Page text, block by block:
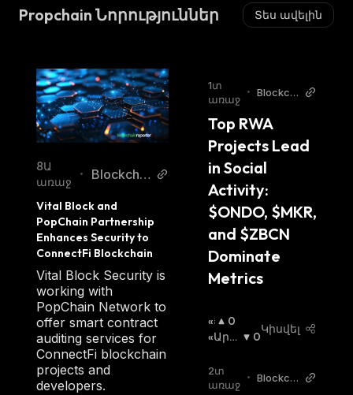
Propchain Նորություններ Տես ավելին
8Ա
առաջ
•
Blockchai
Vital Block and
PopChain Partnership
Enhances Security to
ConnectFi Blockchain
Vital Block Security is
working with
PopChain Network to
offer smart contract
auditing services for
ConnectFi blockchain
projects and
developers.
1տ
առաջ
• Blockch
rter
Top RWA
Projects Lead
in Social
Activity:
$ONDO, $MKR,
and $ZBCN
Dominate
Metrics
«Ց
Լ
Շ
Ո
0
«Արջ
Ւկա
0
Կիսվել
2տ
առաջ
• Blockch